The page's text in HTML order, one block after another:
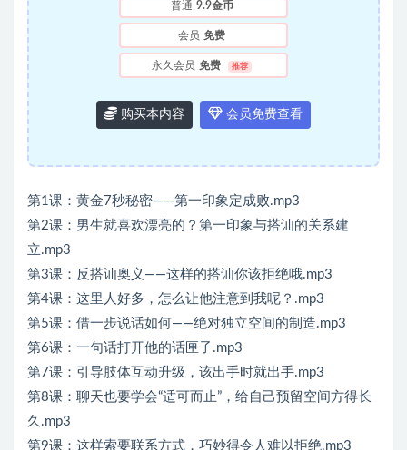
普通 9.9金币
会员 免费
永久会员 免费 推荐
购买本内容 会员免费查看
第1课：黄金7秒秘密——第一印象定成败.mp3
第2课：男生就喜欢漂亮的？第一印象与搭讪的关系建
立.mp3
第3课：反搭讪奥义——这样的搭讪你该拒绝哦.mp3
第4课：这里人好多，怎么让他注意到我呢？.mp3
第5课：借一步说话如何——绝对独立空间的制造.mp3
第6课：一句话打开他的话匣子.mp3
第7课：引导肢体互动升级，该出手时就出手.mp3
第8课：聊天也要学会“适可而止”，给自己预留空间方得长
久.mp3
第9课：这样索要联系方式，巧妙得令人难以拒绝.mp3